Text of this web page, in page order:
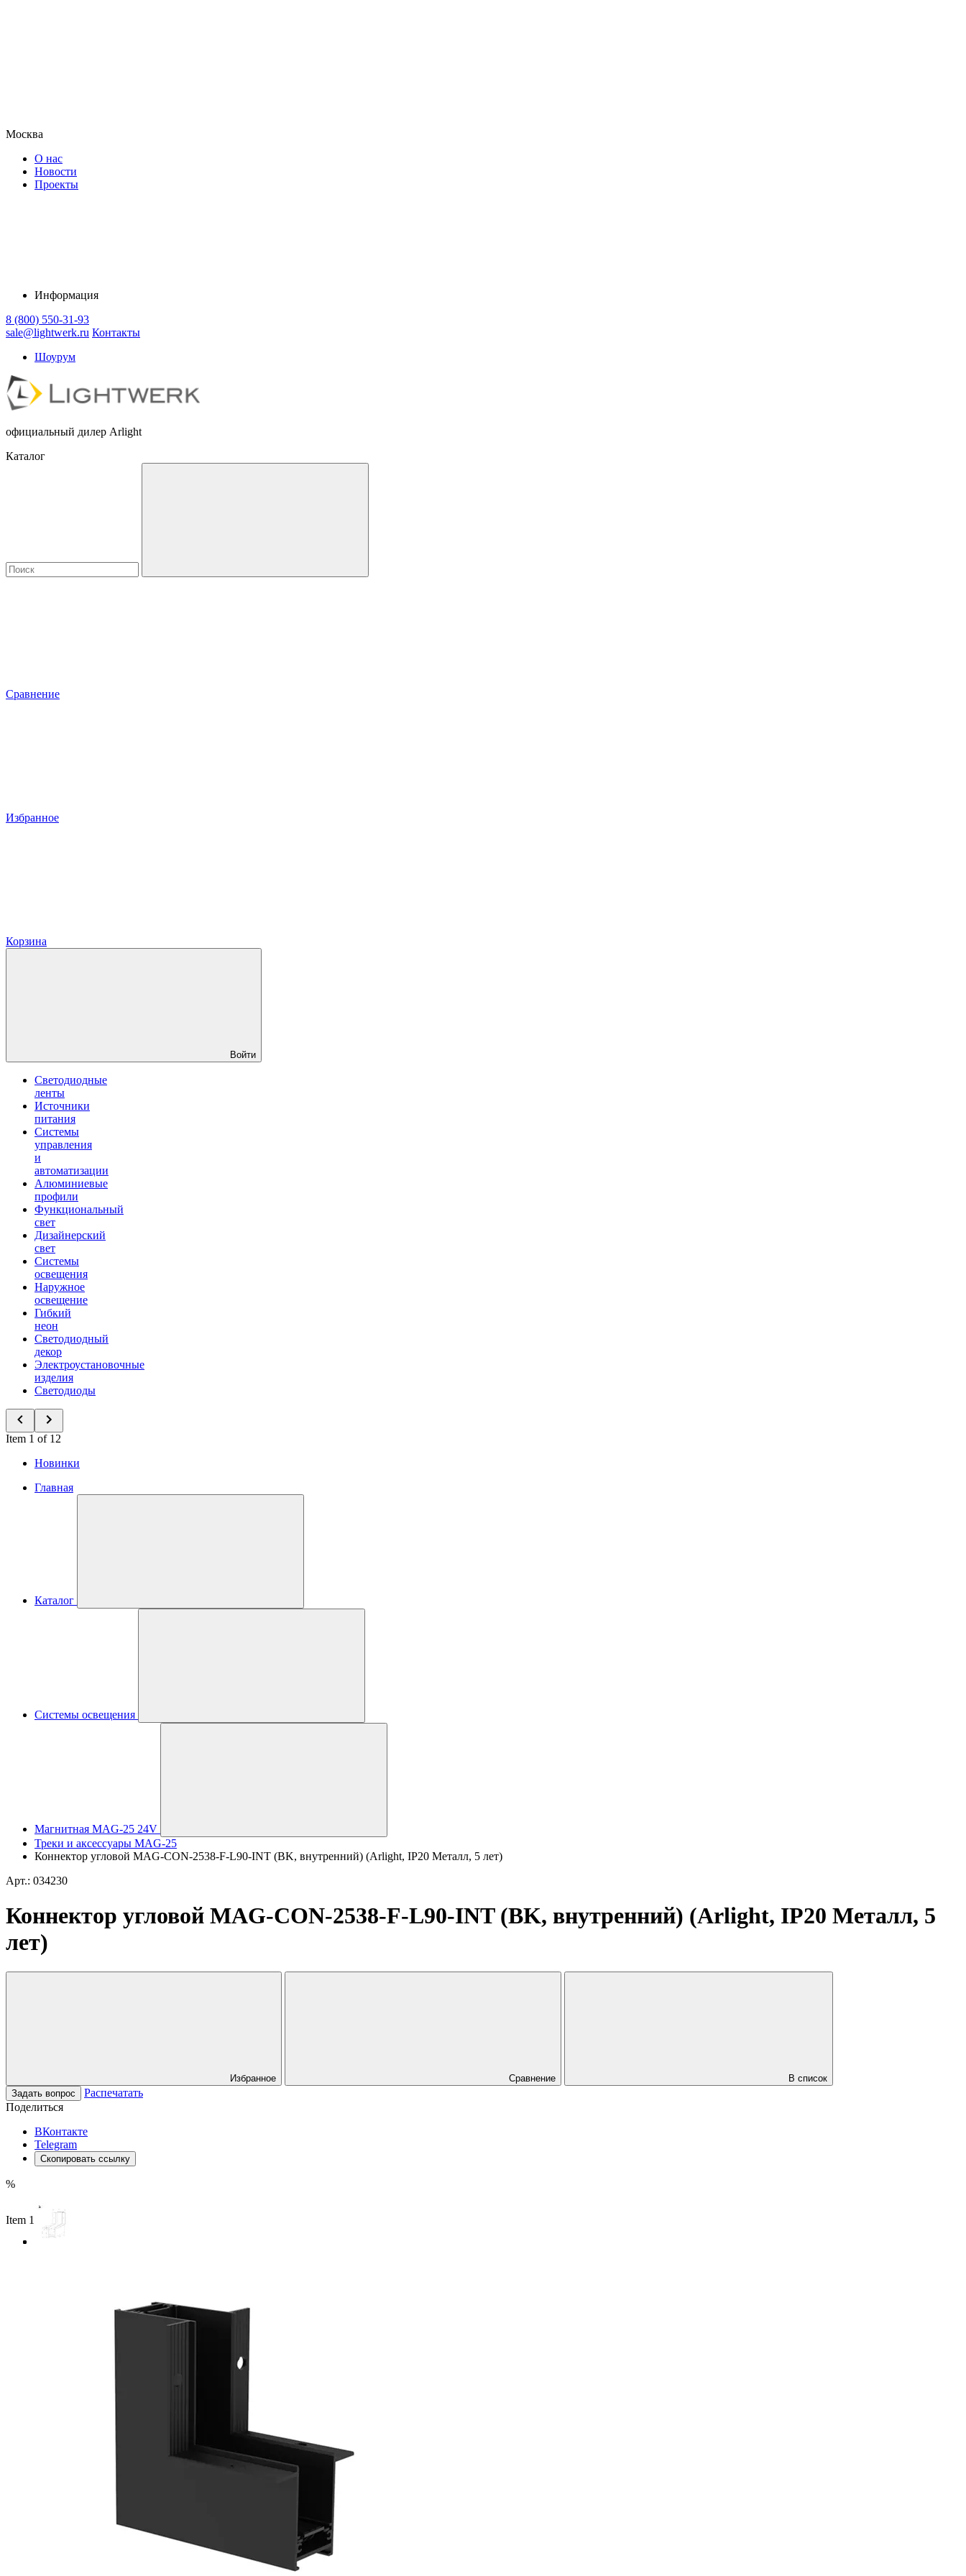
Москва
О нас
Новости
Проекты
Информация
8 (800) 550-31-93
sale@lightwerk.ru Контакты
Шоурум
официальный дилер Arlight
Каталог
Сравнение
Избранное
Корзина
Войти
Светодиодные
ленты
Источники
питания
Системы
управления
и
автоматизации
Алюминиевые
профили
Функциональный
свет
Дизайнерский
свет
Системы
освещения
Наружное
освещение
Гибкий
неон
Светодиодный
декор
Электроустановочные
изделия
Светодиоды
Item 1 of 12
Новинки
Главная
Каталог
Системы освещения
Магнитная MAG-25 24V
Треки и аксессуары MAG-25
Коннектор угловой MAG-CON-2538-F-L90-INT (BK, внутренний) (Arlight, IP20 Металл, 5 лет)
Арт.: 034230
Коннектор угловой MAG-CON-2538-F-L90-INT (BK, внутренний) (Arlight, IP20 Металл, 5
лет)
Избранное Сравнение
В список
Задать вопрос
Распечатать
Поделиться
ВКонтакте
Telegram
Скопировать ссылку
%
Item 1 of 3